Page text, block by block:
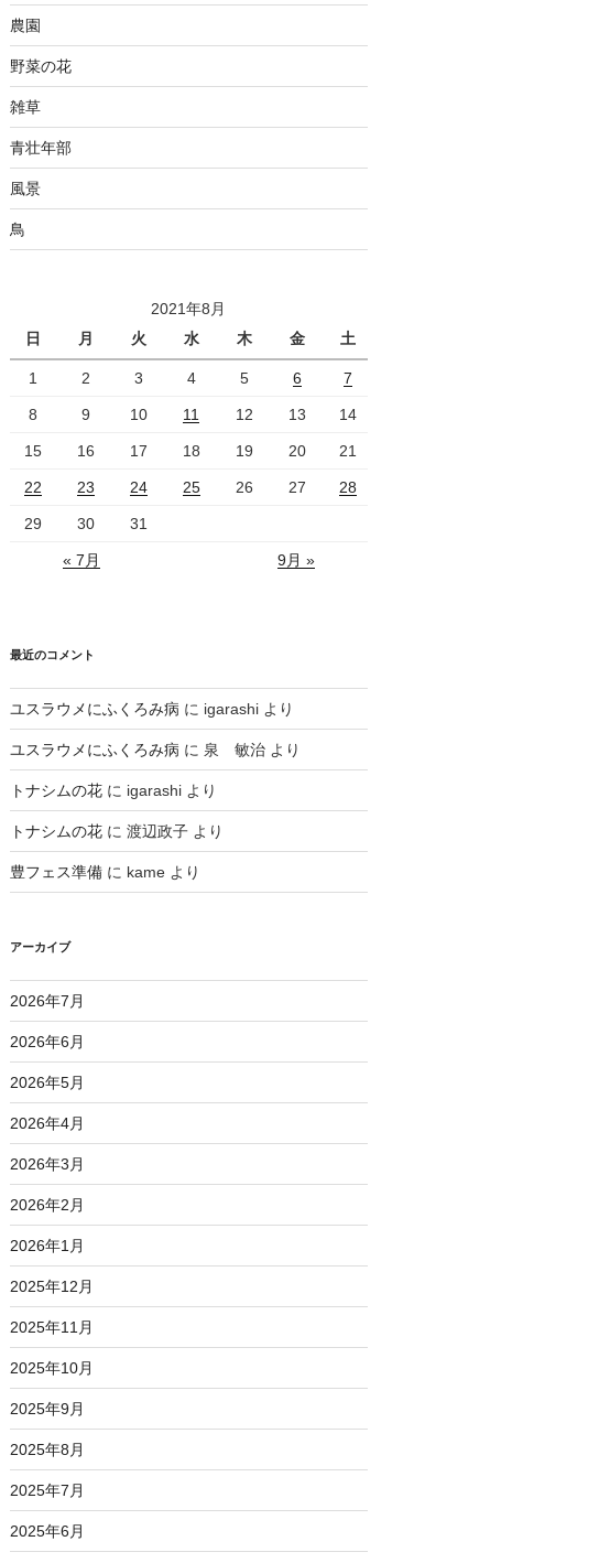
農園
野菜の花
雑草
青壮年部
風景
鳥
2021年8月
日
月 火 水 木 金 土
1 2 3 4 5 6 7
8 9 10 11 12 13 14
15 16 17 18 19 20 21
22 23 24 25 26 27 28
29 30 31
« 7月 9月 »
最近のコメント
ユスラウメにふくろみ病 に igarashiより
ユスラウメにふくろみ病 に 泉 敏治より
トナシムの花に igarashiより
トナシムの花に 渡辺政子より
豊フェス準備に kameより
アーカイブ
2026年7月
2026年6月
2026年5月
2026年4月
2026年3月
2026年2月
2026年1月
2025年12月
2025年11月
2025年10月
2025年9月
2025年8月
2025年7月
2025年6月